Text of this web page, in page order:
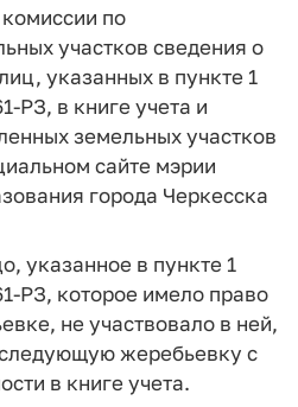
по
участков сведения о
указанных в пункте 1
РЗ, в книге учета и
земельных участков
сайте мэрии
города Черкесска
указанное в пункте 1
РЗ, которое имело право
не участвовало в ней,
жеребьевку с
в книге учета.